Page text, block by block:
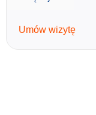
Umów wizytę